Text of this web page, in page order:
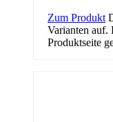
Zum Produkt
Varianten auf.
Produktseite